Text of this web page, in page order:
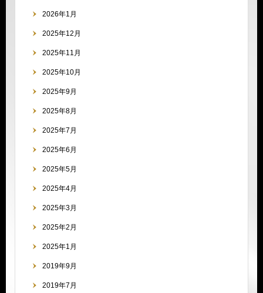
2026年1月
2025年12月
2025年11月
2025年10月
2025年9月
2025年8月
2025年7月
2025年6月
2025年5月
2025年4月
2025年3月
2025年2月
2025年1月
2019年9月
2019年7月